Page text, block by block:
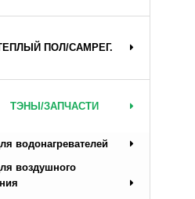
ПОЛ/САМРЕГ.
ТЭНЫ/ЗАПЧАСТИ
водонагревателей
воздушного